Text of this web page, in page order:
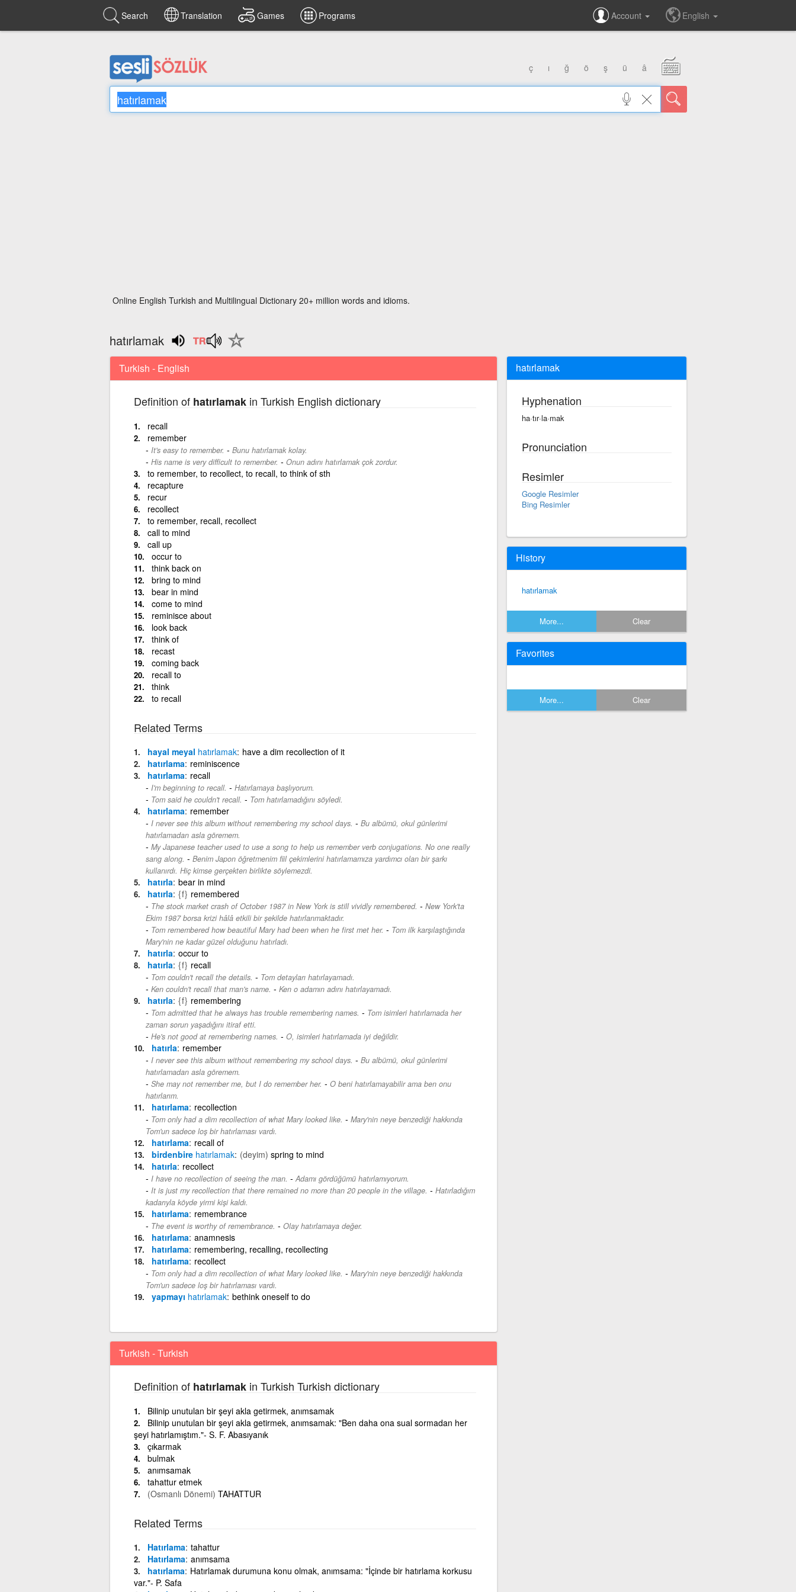
Search Translation Games Programs Account English
ç ı ğ ö ş ü â
Online English Turkish and Multilingual Dictionary 20+ million words and idioms.
hatırlamak
Turkish - English
Definition of hatırlamakin Turkish English dictionary
recall
remember
It's easy to remember. - Bunu hatırlamak kolay.
His name is very difficult to remember. - Onun adını hatırlamak çok zordur.
to remember, to recollect, to recall, to think of sth
recapture
recur
recollect
to remember, recall, recollect
call to mind
call up
occur to
think back on
bring to mind
bear in mind
come to mind
reminisce about
look back
think of
recast
coming back
recall to
think
to recall
Related Terms
hayal meyal hatırlamak have a dim recollection of it
hatırlama reminiscence
hatırlama recall
I'm beginning to recall. - Hatırlamaya başlıyorum.
Tom said he couldn't recall. - Tom hatırlamadığını söyledi.
hatırlama remember
I never see this album without remembering my school days. - Bu albümü, okul günlerimi
hatırlamadan asla göremem.
My Japanese teacher used to use a song to help us remember verb conjugations. No one really
sang along. - Benim Japon öğretmenim fiil çekimlerini hatırlamamıza yardımcı olan bir şarkı
kullanırdı. Hiç kimse gerçekten birlikte söylemezdi.
hatırla bear in mind
hatırla {f} remembered
The stock market crash of October 1987 in New York is still vividly remembered. - New York'ta
Ekim 1987 borsa krizi hâlâ etkili bir şekilde hatırlanmaktadır.
Tom remembered how beautiful Mary had been when he first met her. - Tom ilk karşılaştığında
Mary'nin ne kadar güzel olduğunu hatırladı.
hatırla occur to
hatırla {f} recall
Tom couldn't recall the details. - Tom detayları hatırlayamadı.
Ken couldn't recall that man's name. - Ken o adamın adını hatırlayamadı.
hatırla {f} remembering
Tom admitted that he always has trouble remembering names. - Tom isimleri hatırlamada her
zaman sorun yaşadığını itiraf etti.
He's not good at remembering names. - O, isimleri hatırlamada iyi değildir.
hatırla remember
I never see this album without remembering my school days. - Bu albümü, okul günlerimi
hatırlamadan asla göremem.
She may not remember me, but I do remember her. - O beni hatırlamayabilir ama ben onu
hatırlarım.
hatırlama recollection
Tom only had a dim recollection of what Mary looked like. - Mary'nin neye benzediği hakkında
Tom'un sadece loş bir hatırlaması vardı.
hatırlama recall of
birdenbire hatırlamak (deyim) spring to mind
hatırla recollect
I have no recollection of seeing the man. - Adamı gördüğümü hatırlamıyorum.
It is just my recollection that there remained no more than 20 people in the village. - Hatırladığım
kadarıyla köyde yirmi kişi kaldı.
hatırlama remembrance
The event is worthy of remembrance. - Olay hatırlamaya değer.
hatırlama anamnesis
hatırlama remembering, recalling, recollecting
hatırlama recollect
Tom only had a dim recollection of what Mary looked like. - Mary'nin neye benzediği hakkında
Tom'un sadece loş bir hatırlaması vardı.
yapmayı hatırlamak bethink oneself to do
Turkish - Turkish
Definition of hatırlamakin Turkish Turkish dictionary
Bilinip unutulan bir şeyi akla getirmek, anımsamak
Bilinip unutulan bir şeyi akla getirmek, anımsamak: "Ben daha ona sual sormadan her
şeyi hatırlamıştım."- S. F. Abasıyanık
çıkarmak
bulmak
anımsamak
tahattur etmek
(Osmanlı Dönemi) TAHATTUR
Related Terms
Hatırlama tahattur
Hatırlama anımsama
hatırlama Hatırlamak durumuna konu olmak, anımsama: "İçinde bir hatırlama korkusu
var."- P. Safa
hatırlamak
Hyphenation
ha·tır·la·mak
Pronunciation
Resimler
Google Resimler
Bing Resimler
History
hatırlamak
More... Clear
Favorites
More... Clear